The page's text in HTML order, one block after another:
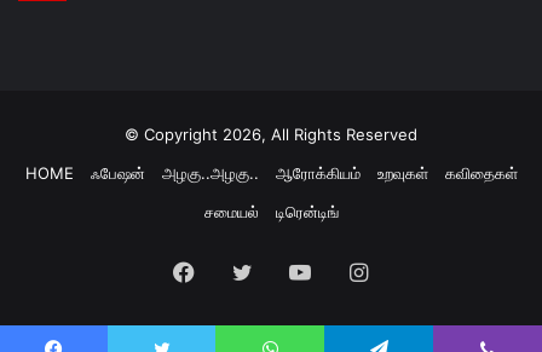
© Copyright 2026, All Rights Reserved
HOME
ஃபேஷன் அழகு..அழகு.. ஆரோக்கியம் உறவுகள்
கவிதைகள்
சமையல்
டிரென்டிங்
Facebook
TwitterYouTubeInstagram